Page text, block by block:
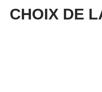
CHOIX DE